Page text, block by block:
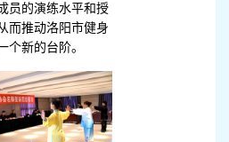
员的演练水平和授
而推动洛阳市健身
个新的台阶。